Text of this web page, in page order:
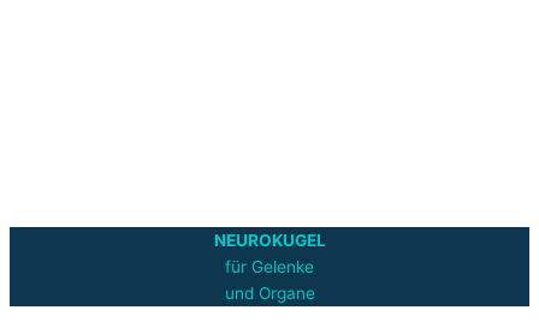
NEUROKUGEL
für Gelenke
und Organe